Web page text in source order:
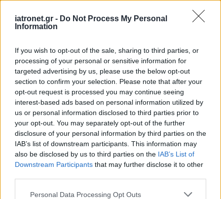
iatronet.gr - Do Not Process My Personal
Information
If you wish to opt-out of the sale, sharing to third parties, or
processing of your personal or sensitive information for
targeted advertising by us, please use the below opt-out
section to confirm your selection. Please note that after your
opt-out request is processed you may continue seeing
interest-based ads based on personal information utilized by
us or personal information disclosed to third parties prior to
your opt-out. You may separately opt-out of the further
disclosure of your personal information by third parties on the
IAB’s list of downstream participants. This information may
also be disclosed by us to third parties on the IAB’s List of
Downstream Participants that may further disclose it to other
Please note that this website/app uses one or more Google
Personal Data Processing Opt Outs
αρθροπλαστική με το
σύστημα ROSA
ΔΕΙΤΕ ΕΠΙΣΗΣ